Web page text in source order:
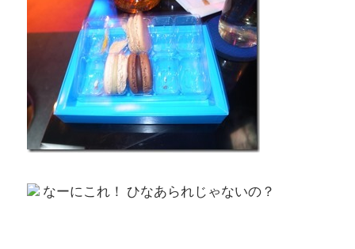
なーにこれ！ ひなあられじゃないの？